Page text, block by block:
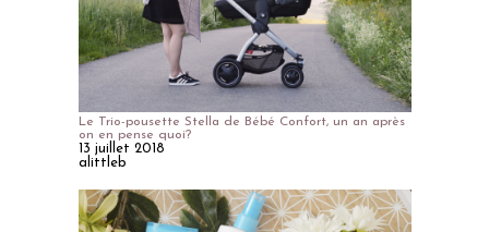
Le Trio-pousette Stella de Bébé Confort, un an après
on en pense quoi?
13 juillet 2018
alittleb